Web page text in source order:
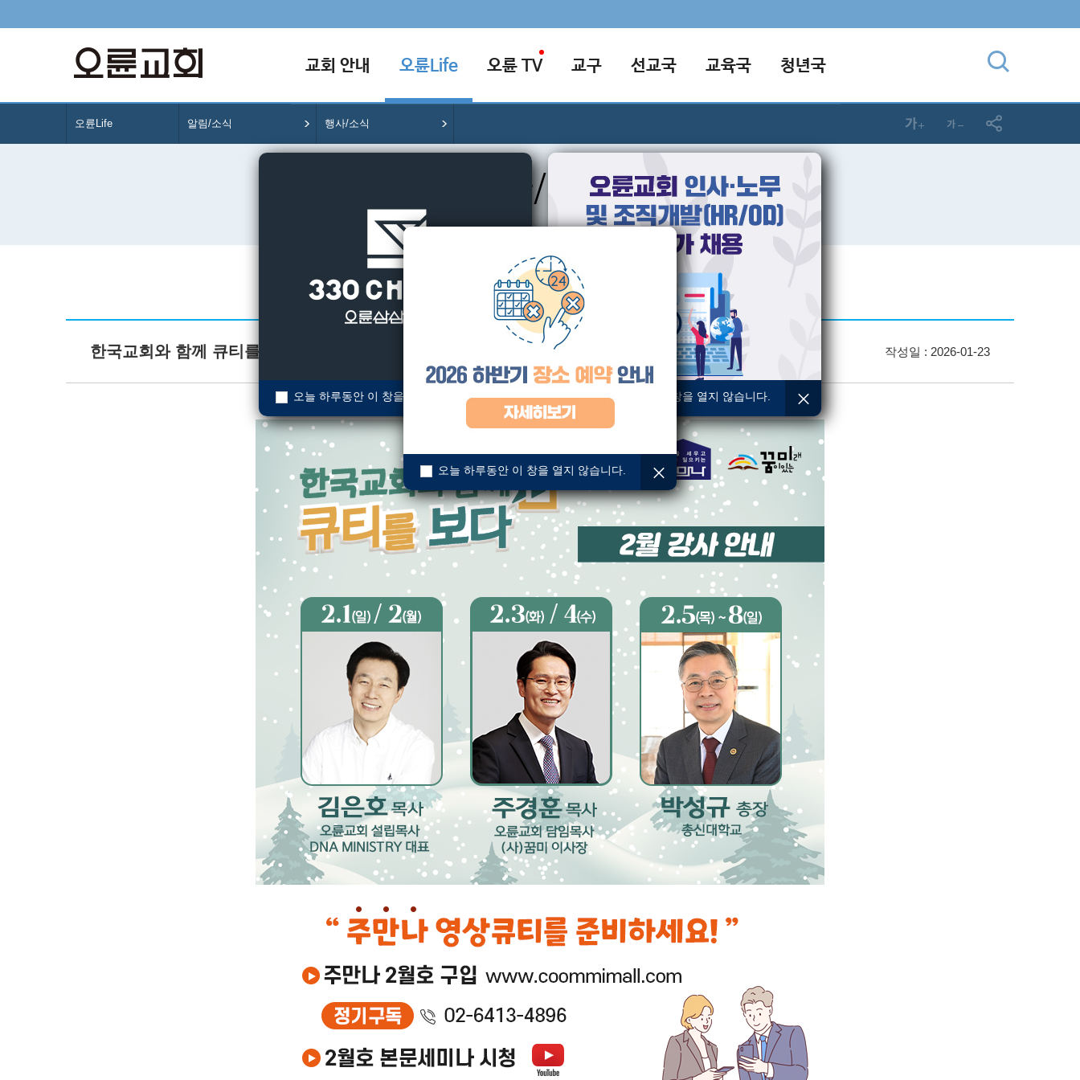
교회 안내 오륜Life 오륜 TV 교구 선교국 교육국 청년국
오륜Life 알림/소식 행사/소식
행사/소식
교회의 다양한 행사/소식을 알려드립니다.
한국교회와 함께 큐티를 보다 2월 안내 작성일 : 2026-01-23
오늘 하루동안 이 창을 열지 않습니다. 오늘 하루동안 이 창을 열지 않습니다.
오늘 하루동안 이 창을 열지 않습니다.